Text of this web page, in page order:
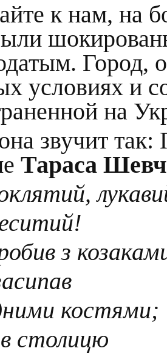
к нам, на
условиях и
на
звучит
Тараса
з
костями;
столицю